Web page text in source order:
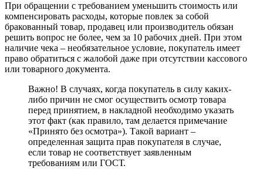
При обращении с требованием уменьшить стоимость или
компенсировать расходы, которые повлек за собой
бракованный товар, продавец или производитель обязан
решить вопрос не более, чем за 10 рабочих дней. При этом
наличие чека – необязательное условие, покупатель имеет
право обратиться с жалобой даже при отсутствии кассового
или товарного документа.
Важно! В случаях, когда покупатель в силу каких-
либо причин не смог осуществить осмотр товара
перед принятием, в накладной необходимо указать
этот факт (как правило, там делается примечание
«Принято без осмотра»). Такой вариант –
определенная защита прав покупателя в случае,
если товар не соответствует заявленным
требованиям или ГОСТ.